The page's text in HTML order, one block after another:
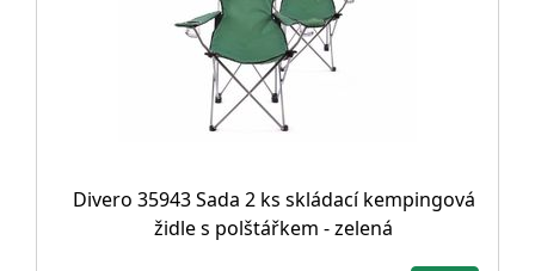
Divero 35943 Sada 2 ks skládací kempingová
židle s polštářkem - zelená